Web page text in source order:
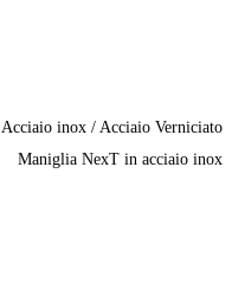
Acciaio inox / Acciaio Verniciato
Maniglia NexT in acciaio inox